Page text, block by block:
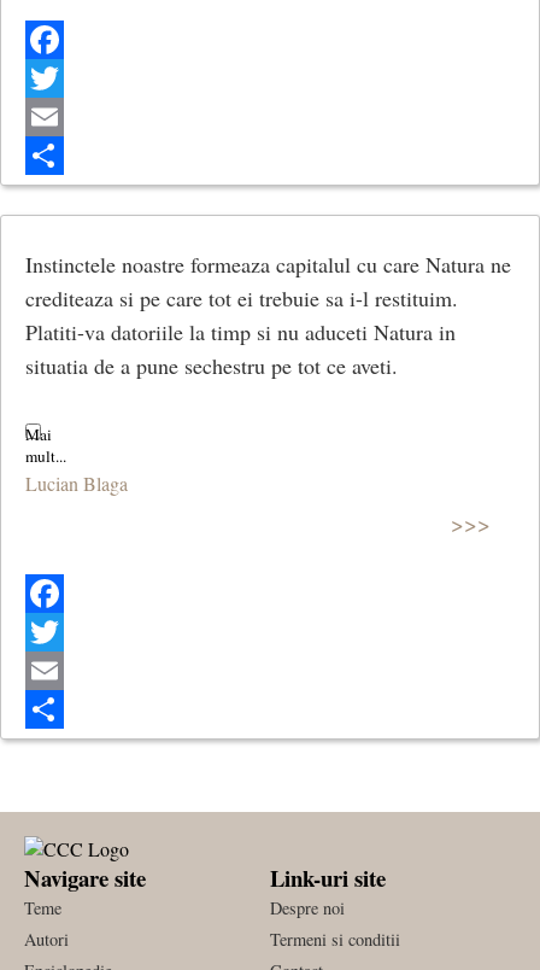
Facebook
Twitter
Email
Share
Instinctele noastre formeaza capitalul cu care Natura ne
crediteaza si pe care tot ei trebuie sa i-l restituim.
Platiti-va datoriile la timp si nu aduceti Natura in
situatia de a pune sechestru pe tot ce aveti.
Lucian Blaga
>>>
Facebook
Twitter
Email
Share
Navigare site
Teme
Autori
Link-uri site
Despre noi
Termeni si conditii